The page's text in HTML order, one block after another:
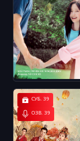
СУБ. 39
ОЗВ. 39